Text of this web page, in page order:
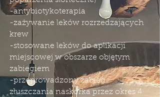
-antybiotykoterapia
-zażywanie leków rozrzedzających
krew
-stosowane leków do aplikacji
miejscowej w obszarze objętym
zabiegiem
-przeprowadzony zabieg
złuszczania naskórka przez okres 4